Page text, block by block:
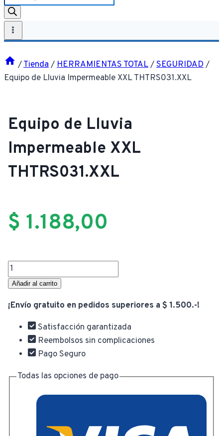
de
productos
/Tienda/HERRAMIENTAS TOTAL/SEGURIDAD/
Equipo de Lluvia Impermeable XXL THTRS031.XXL
Equipo de Lluvia
Impermeable XXL
THTRS031.XXL
$ 1.188,00
Equipo
de
Impermeable
THTRS031.XXL
cantidad
Añadir al carrito
¡Envío gratuito en pedidos superiores a $ 1.500.-!
Satisfacción garantizada
Reembolsos sin complicaciones
Pago Seguro
Todas las opciones de pago